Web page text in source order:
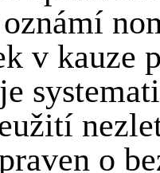
v kauze
o